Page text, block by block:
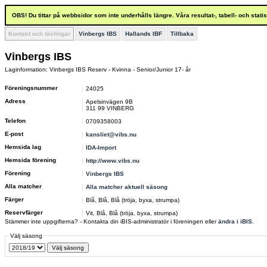
OBS! Du tittar på webbsidor som inte underhålls längre. Våra resultat-, tabell- och
Kontakt och tävlingar Vinbergs IBS Hallands IBF Tillbaka
Vinbergs IBS
Laginformation: Vinbergs IBS Reserv - Kvinna - Senior/Junior 17- år
Föreningsnummer
24025
Adress
Apelsinvägen 9B
311 99 VINBERG
Telefon
0709358003
E-post
kansliet@vibs.nu
Hemsida lag
IDA-Import
Hemsida förening
http://www.vibs.nu
Förening
Vinbergs IBS
Alla matcher
Alla matcher aktuell säsong
Färger
Blå, Blå, Blå (tröja, byxa, strumpa)
Reservfärger
Vit, Blå, Blå (tröja, byxa, strumpa)
Stämmer inte uppgifterna? - Kontakta din iBIS-administratör i föreningen ellerändra i iBIS
Välj säsong